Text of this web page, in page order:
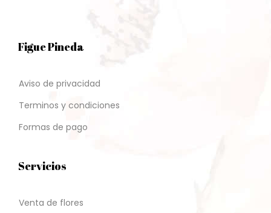
Figue Pineda
Aviso de privacidad
Terminos y condiciones
Formas de pago
Servicios
Venta de flores